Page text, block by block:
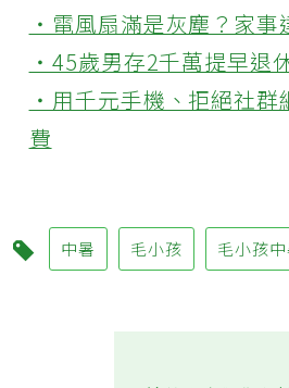
‧電風扇滿是灰塵？家事
‧45歲男存2千萬提早退
‧用千元手機、拒絕社群
費
中暑 毛小孩 毛小孩